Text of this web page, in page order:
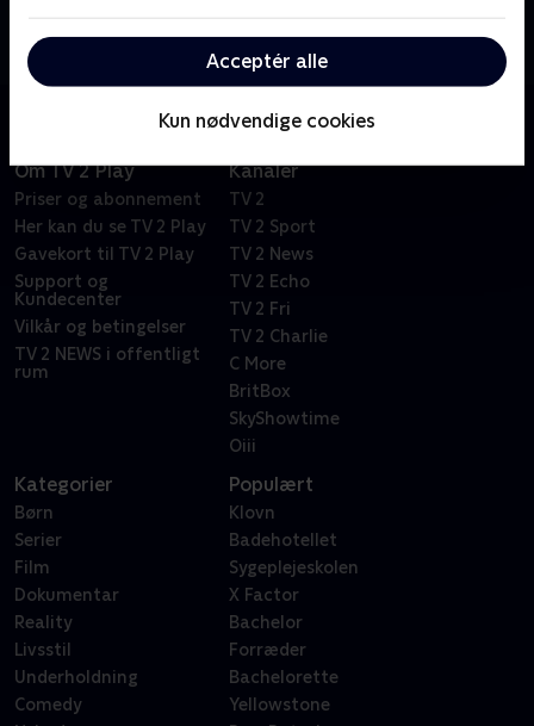
Acceptér alle
Kun nødvendige cookies
forbrydelser i et sammentømret øsamfund.
Om TV 2 Play
Priser og abonnement
Her kan du se TV 2 Play
Gavekort til TV 2 Play
Support og
Kundecenter
Vilkår og betingelser
TV 2 NEWS i offentligt
rum
Kanaler
TV 2
TV 2 Sport
TV 2 News
TV 2 Echo
TV 2 Fri
TV 2 Charlie
C More
BritBox
SkyShowtime
Oiii
Kategorier
Børn
Serier
Film
Dokumentar
Reality
Livsstil
Underholdning
Comedy
Populært
Klovn
Badehotellet
Sygeplejeskolen
X Factor
Bachelor
Forræder
Bachelorette
Yellowstone